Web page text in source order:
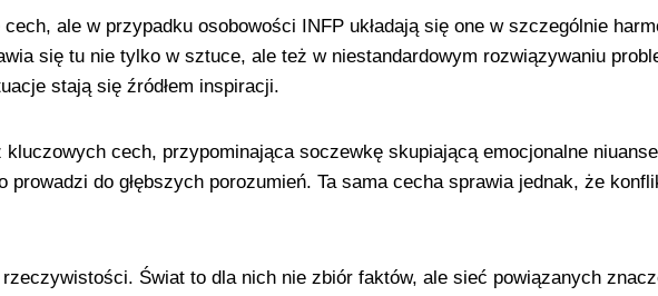
ale w przypadku osobowości INFP układają się one w szczególnie
się tu nie tylko w sztuce, ale też w niestandardowym rozwiązywaniu
stają się źródłem inspiracji.
cech, przypominająca soczewkę skupiającą emocjonalne
do głębszych porozumień. Ta sama cecha sprawia jednak, że
Świat to dla nich nie zbiór faktów, ale sieć powiązanych